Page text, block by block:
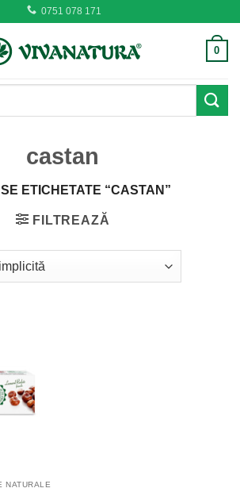
0751 078 171
0
castan
ETICHETATE “CASTAN”
FILTREAZĂ
NATURALE